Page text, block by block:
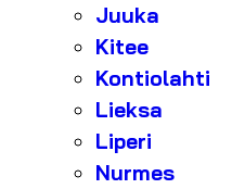
Juuka
Kitee
Kontiolahti
Lieksa
Liperi
Nurmes